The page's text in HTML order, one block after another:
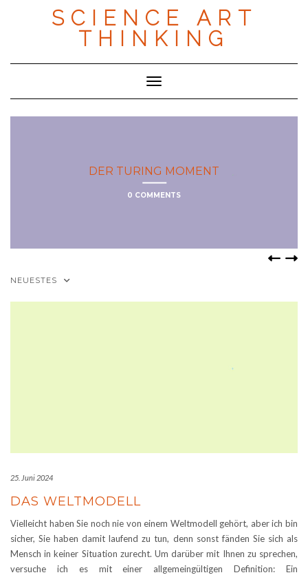
SCIENCE ART
THINKING
Toggle Navigation
DER TURING MOMENT
0 COMMENTS
NEUESTES
25. Juni 2024
DAS WELTMODELL
Vielleicht haben Sie noch nie von einem Weltmodell gehört, aber ich bin
sicher, Sie haben damit laufend zu tun, denn sonst fänden Sie sich als
Mensch in keiner Situation zurecht. Um darüber mit Ihnen zu sprechen,
versuche ich es mit einer allgemeingültigen Definition: Ein